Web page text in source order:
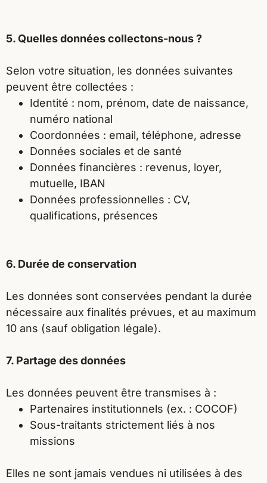
5. Quelles données collectons-nous ?
Selon votre situation, les données suivantes
peuvent être collectées :
Identité : nom, prénom, date de naissance,
numéro national
Coordonnées : email, téléphone, adresse
Données sociales et de santé
Données financières : revenus, loyer,
mutuelle, IBAN
Données professionnelles : CV,
qualifications, présences
6. Durée de conservation
Les données sont conservées pendant la durée
nécessaire aux finalités prévues, et au maximum
10 ans (sauf obligation légale).
7. Partage des données
Les données peuvent être transmises à :
Partenaires institutionnels (ex. : COCOF)
Sous-traitants strictement liés à nos
missions
Elles ne sont jamais vendues ni utilisées à des